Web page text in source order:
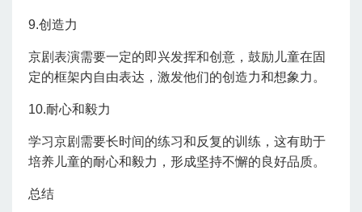
9.创造力
京剧表演需要一定的即兴发挥和创意，鼓励儿童在固
定的框架内自由表达，激发他们的创造力和想象力。
10.耐心和毅力
学习京剧需要长时间的练习和反复的训练，这有助于
培养儿童的耐心和毅力，形成坚持不懈的良好品质。
总结